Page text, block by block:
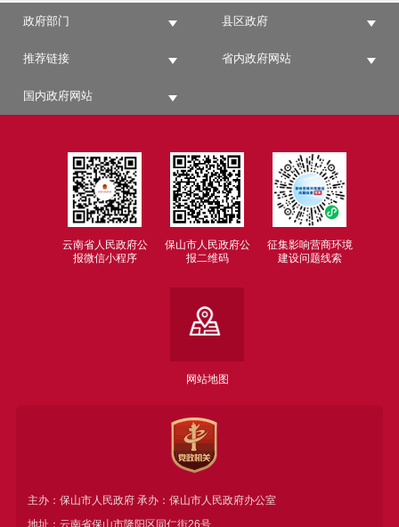
政府部门 县区政府
推荐链接 省内政府网站
国内政府网站
云南省人民政府公
报微信小程序
保山市人民政府公
报二维码
征集影响营商环境
建设问题线索
网站地图
主办：保山市人民政府 承办：保山市人民政府办公室
地址：云南省保山市隆阳区同仁街26号